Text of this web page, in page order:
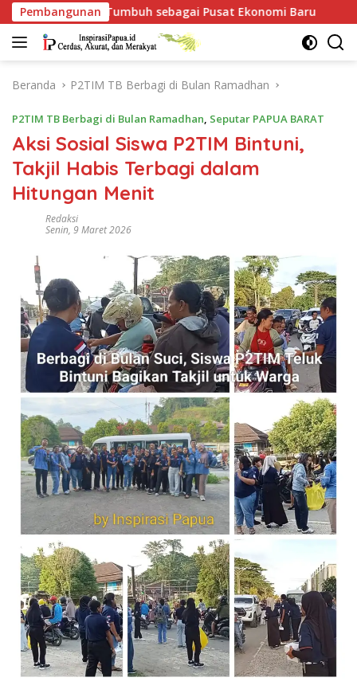
Langsung
ke
konten
Pembangunan
sebagai Pusat Ekonomi Baru Kapolres Teluk
Beranda P2TIM TB Berbagi di Bulan Ramadhan
P2TIM TB Berbagi di Bulan Ramadhan, Seputar PAPUA BARAT
Aksi Sosial Siswa P2TIM Bintuni,
Takjil Habis Terbagi dalam
Hitungan Menit
Redaksi
Senin, 9 Maret 2026